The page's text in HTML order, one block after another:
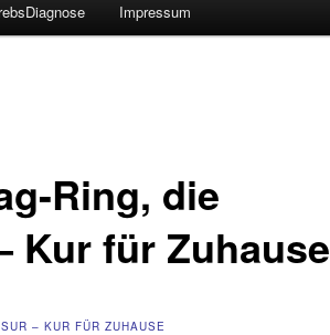
Impressum
Ring, die
Kur für Zuhause
– KUR FÜR ZUHAUSE